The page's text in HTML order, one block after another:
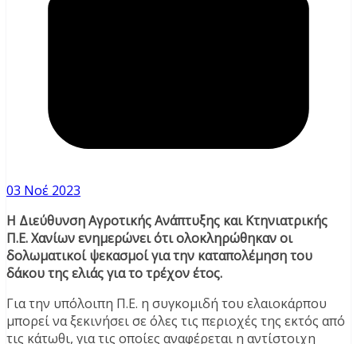
03 Νοέ 2023
Η Διεύθυνση Αγροτικής Ανάπτυξης και Κτηνιατρικής
Π.Ε. Χανίων ενημερώνει ότι ολοκληρώθηκαν οι
δολωματικοί ψεκασμοί για την καταπολέμηση του
δάκου της ελιάς για το τρέχον έτος.
Για την υπόλοιπη Π.Ε. η συγκομιδή του ελαιοκάρπου
μπορεί να ξεκινήσει σε όλες τις περιοχές της εκτός από
τις κάτωθι, για τις οποίες αναφέρεται η αντίστοιχη